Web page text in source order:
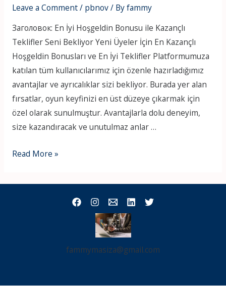
Leave a Comment/ pbnov/ Byfammy
Заголовок: En İyi Hoşgeldin Bonusu ile Kazançlı
Teklifler Seni Bekliyor Yeni Üyeler İçin En Kazançlı
Hoşgeldin Bonusları ve En İyi Teklifler Platformumuza
katılan tüm kullanıcılarımız için özenle hazırladığımız
avantajlar ve ayrıcalıklar sizi bekliyor. Burada yer alan
fırsatlar, oyun keyfinizi en üst düzeye çıkarmak için
özel olarak sunulmuştur. Avantajlarla dolu deneyim,
size kazandıracak ve unutulmaz anlar …
nov
Read More »
fammymasiza@gmail.com